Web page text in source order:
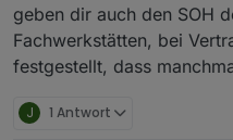
geben dir auch den SOH
Fachwerkstätten, bei
festgestellt, dass
J 1 Antwort